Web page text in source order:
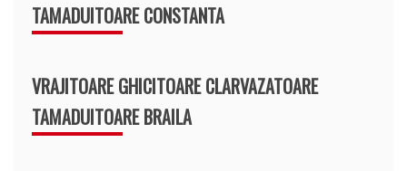
TAMADUITOARE CONSTANTA
VRAJITOARE GHICITOARE CLARVAZATOARE
TAMADUITOARE BRAILA